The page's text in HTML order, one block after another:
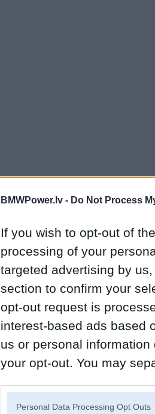
BMWPower.lv - Do Not Process
If you wish to opt-out of
processing of your
targeted advertising by
section to confirm your
opt-out request is
interest-based ads based
us or personal
your opt-out. You may
Personal Data Processing Opt Outs